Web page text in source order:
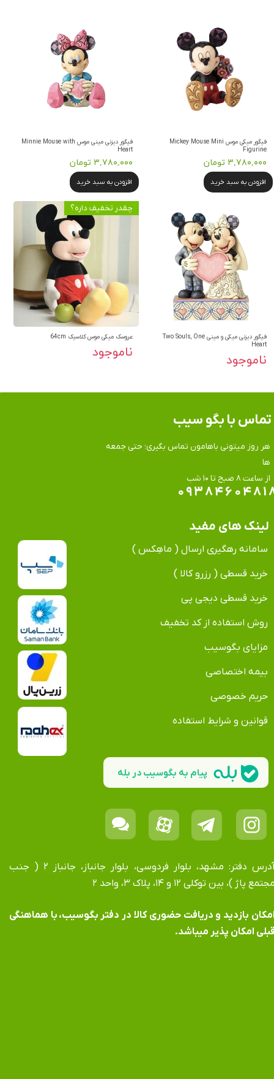
فیگور میکی موس Mickey Mouse Mini
Figurine
۳,۷۸۰,۰۰۰ تومان
افزودن به سبد خرید
فیگور دیزنی مینی موس Minnie Mouse with
Heart
۳,۷۸۰,۰۰۰ تومان
افزودن به سبد خرید
فیگور دیزنی میکی و مینی Two Souls, One
Heart
ناموجود
عروسک میکی موس کلاسیک 64cm
ناموجود
چقدر تخفیف داره؟
هر روز میتونی باهامون تماس بگیری؛ حتی جمعه
ها
​​​​​​​از ساعت ۸ صبح تا ۱۰ شب
تماس​​​​​​​ با بگو سیب
لینک های مفید
سامانه رهگیری ارسال ( ماهِکس )
خرید قسطی ( رزرو کالا )
خرید قسطی دیجی پی
روش استفاده از کد تخفیف
مزایای بگوسیب
بیمه اختصاصی
حریم خصوصی
قوانین و شرایط استفاده
آدرس دفتر: مشهد، بلوار فردوسی، بلوار جانباز، جانباز ۲ ( جنب
پاژ )، بین توکلی ۱۲ و ۱۴، پلاک ۳، واحد ۲
بازدید و دریافت حضوری کالا در دفتر بگوسیب، با هماهنگی
امکان پذیر میباشد.
پیام به بگوسیب در بله